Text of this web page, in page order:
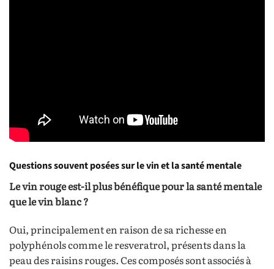
Questions souvent posées sur le vin et la santé mentale
Le vin rouge est-il plus bénéfique pour la santé mentale
que le vin blanc ?
Oui, principalement en raison de sa richesse en
polyphénols comme le resveratrol, présents dans la
peau des raisins rouges. Ces composés sont associés à